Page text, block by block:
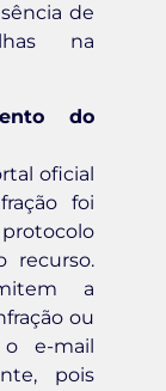
de
na
do
oficial
foi
recurso.
a
ou
e-mail
pois